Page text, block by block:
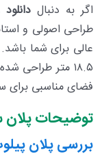
اگر به دنبال
فضای مناسبی برای
توضیحات پلان
بررسی پلان